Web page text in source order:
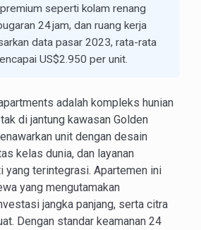
seperti kolam renang
24 jam, dan ruang kerja
data pasar 2023, rata-rata
US$2.950 per unit.
adalah kompleks hunian
di jantung kawasan Golden
unit dengan desain
kelas dunia, dan layanan
yang terintegrasi. Apartemen ini
yang mengutamakan
jangka panjang, serta citra
Dengan standar keamanan 24